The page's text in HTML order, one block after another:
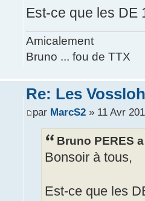
Est-ce que les DE
Amicalement
Bruno ... fou de TTX
Re: Les
par MarcS2» 11 Avr
Bruno PERES
Bonsoir à tous,
Est-ce que les